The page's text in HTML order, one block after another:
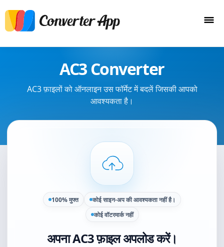
AC3 Converter
AC3 फ़ाइलों को ऑनलाइन उस फॉर्मेट में बदलें जिसकी आपको
आवश्यकता है।
100% मुफ्त
कोई साइन-अप की आवश्यकता नहीं है।
कोई वॉटरमार्क नहीं
अपना AC3 फ़ाइल अपलोड करें।